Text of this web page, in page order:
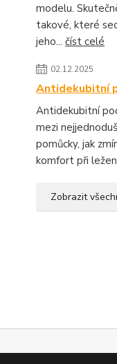
modelu.
takové, které
jeho... číst celé
02.12.2025
Antidekubitní
Antidekubitní
mezi
pomůcky, jak
komfort při
Zobrazit